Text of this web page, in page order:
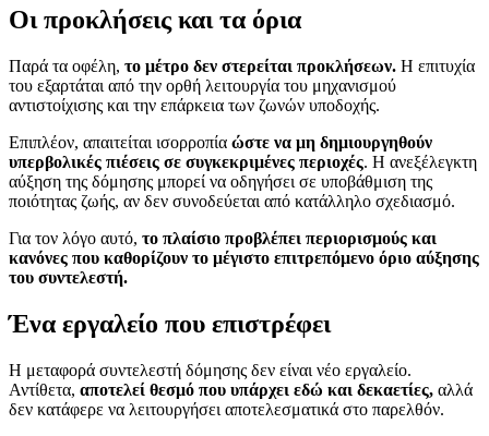
Οι προκλήσεις και τα όρια
Παρά τα οφέλη, το μέτρο δεν στερείται προκλήσεων. Η επιτυχία
του εξαρτάται από την ορθή λειτουργία του μηχανισμού
αντιστοίχισης και την επάρκεια των ζωνών υποδοχής.
Επιπλέον, απαιτείται ισορροπία ώστε να μη δημιουργηθούν
υπερβολικές πιέσεις σε συγκεκριμένες περιοχές. Η ανεξέλεγκτη
αύξηση της δόμησης μπορεί να οδηγήσει σε υποβάθμιση της
ποιότητας ζωής, αν δεν συνοδεύεται από κατάλληλο σχεδιασμό.
Για τον λόγο αυτό, το πλαίσιο προβλέπει περιορισμούς και
κανόνες που καθορίζουν το μέγιστο επιτρεπόμενο όριο αύξησης
του συντελεστή.
Ένα εργαλείο που επιστρέφει
Η μεταφορά συντελεστή δόμησης δεν είναι νέο εργαλείο.
Αντίθετα, αποτελεί θεσμό που υπάρχει εδώ και δεκαετίες, αλλά
δεν κατάφερε να λειτουργήσει αποτελεσματικά στο παρελθόν.